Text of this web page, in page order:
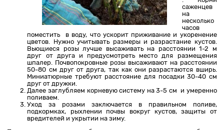
саженцев
на
несколько
часов
поместить в воду, что ускорит приживание и укоренение
цветов. Нужно учитывать размеры и разрастание кустов.
Вьющиеся розы лучше высаживать на расстоянии 1-2 м
друг от друга и предусмотреть место для размещения
шпалер. Почвопокровные розы высаживают на расстоянии
50-80 см друг от друга, так как они разрастаются вширь.
Миниатюрные требуют расстояние для посадки 30-40 см
друг от дружки.
Далее заглубляем корневую систему на 3-5 см и умеренно
поливаем.
Уход за розами заключается в правильном поливе,
подкормках, рыхлении почвы вокруг кустов, защиты от
вредителей и укрытии на зиму.